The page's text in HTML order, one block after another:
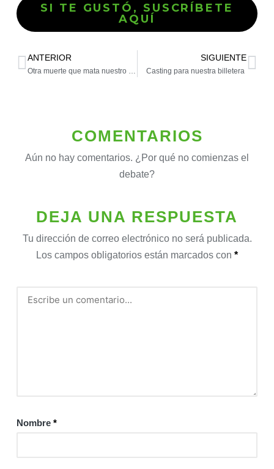
SI TE GUSTÓ, SUSCRÍBETE
AQUÍ
ANTERIOR
Otra muerte que mata nuestro futuro
SIGUIENTE
Casting para nuestra billetera
COMENTARIOS
Aún no hay comentarios. ¿Por qué no comienzas el
debate?
DEJA UNA RESPUESTA
Tu dirección de correo electrónico no será publicada.
Los campos obligatorios están marcados con *
Nombre *